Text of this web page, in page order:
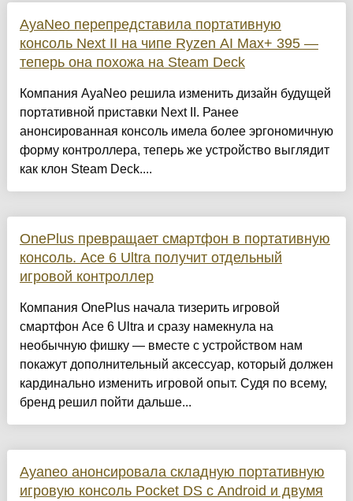
AyaNeo перепредставила портативную
консоль Next II на чипе Ryzen AI Max+ 395 —
теперь она похожа на Steam Deck
Компания AyaNeo решила изменить дизайн будущей
портативной приставки Next II. Ранее
анонсированная консоль имела более эргономичную
форму контроллера, теперь же устройство выглядит
как клон Steam Deck....
OnePlus превращает смартфон в портативную
консоль. Ace 6 Ultra получит отдельный
игровой контроллер
Компания OnePlus начала тизерить игровой
смартфон Ace 6 Ultra и сразу намекнула на
необычную фишку — вместе с устройством нам
покажут дополнительный аксессуар, который должен
кардинально изменить игровой опыт. Судя по всему,
бренд решил пойти дальше...
Ayaneo анонсировала складную портативную
игровую консоль Pocket DS с Android и двумя